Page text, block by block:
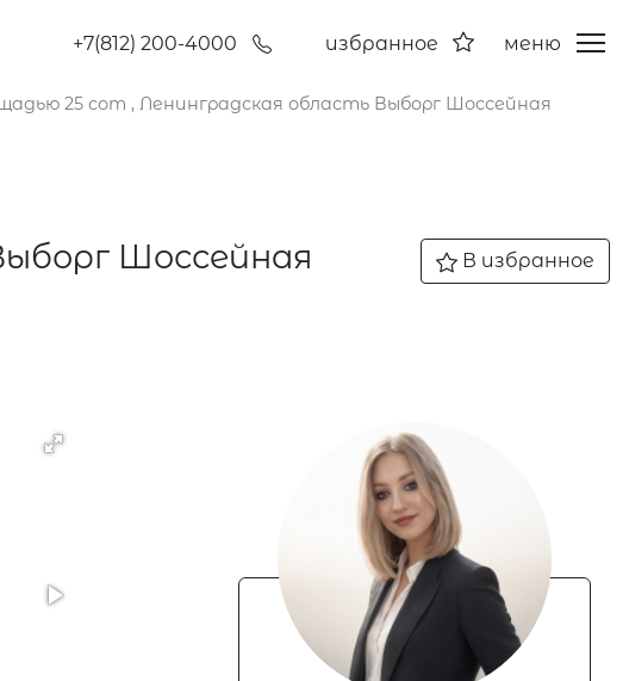
+7(812) 200-4000 избранное меню
25 сот , Ленинградская область Выборг Шоссейная
Шоссейная
В избранное